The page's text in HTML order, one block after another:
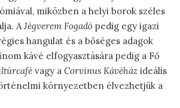
miközben a helyi borok széles
AJégverem Fogadó pedig egy igazi
hangulat és a bőséges adagok
kávé elfogyasztására pedig a Fő
vagy a Corvinus Kávéház ideális
környezetben élvezhetjük a